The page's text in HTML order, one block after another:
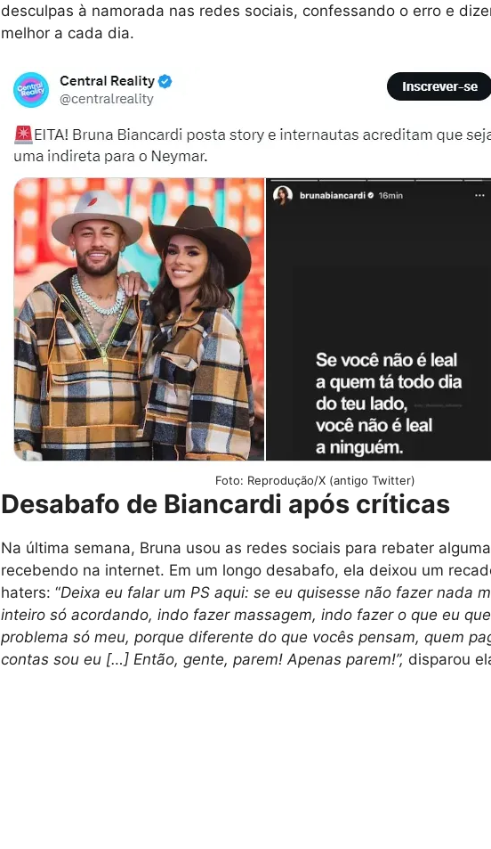
desculpas à namorada nas redes sociais, confessando o erro e
melhor a cada dia.
Foto: Reprodução/X (antigo Twitter)
Desabafo de Biancardi após críticas
Na última semana, Bruna usou as redes sociais para rebater
recebendo na internet. Em um longo desabafo, ela deixou um
haters: “Deixa eu falar um PS aqui: se eu quisesse não fazer nada
inteiro só acordando, indo fazer massagem, indo fazer o que eu
problema só meu, porque diferente do que vocês pensam, quem
contas sou eu […] Então, gente, parem! Apenas parem!”, disparou